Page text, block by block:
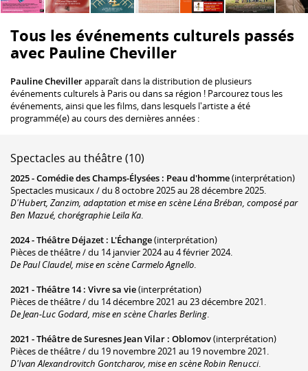
Tous les événements culturels passés
avec Pauline Cheviller
Pauline Chevillerapparaît dans la distribution de plusieurs
événements culturels à Paris ou dans sa région ! Parcourez tous les
événements, ainsi que les films, dans lesquels l'artiste a été
programmé(e) au cours des dernières années :
Spectacles au théâtre (10)
2025 -Comédie des Champs-Élysées : Peau d'homme(interprétation)
Spectacles musicaux / du 8 octobre 2025 au 28 décembre 2025.
D'Hubert, Zanzim, adaptation et mise en scène Léna Bréban, composé par
Ben Mazué, chorégraphie Leïla Ka.
2024 -Théâtre Déjazet : L'Échange(interprétation)
Pièces de théâtre / du 14 janvier 2024 au 4 février 2024.
De Paul Claudel, mise en scène Carmelo Agnello.
2021 -Théâtre 14: Vivre sa vie(interprétation)
Pièces de théâtre / du 14 décembre 2021 au 23 décembre 2021.
De Jean-Luc Godard, mise en scène Charles Berling.
2021 -Théâtre de Suresnes Jean Vilar : Oblomov(interprétation)
Pièces de théâtre / du 19 novembre 2021 au 19 novembre 2021.
D'Ivan Alexandrovitch Gontcharov, mise en scène Robin Renucci.